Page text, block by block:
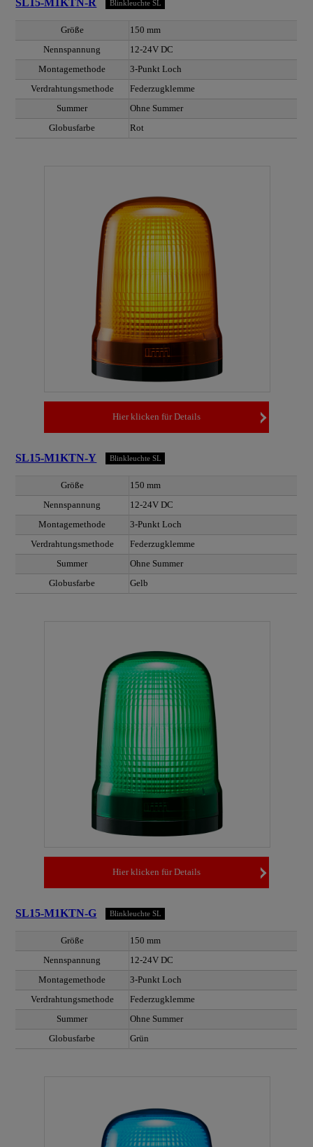
SL15-M1KTN-R Blinkleuchte SL
Größe
150 mm
Nennspannung
12-24V DC
Montagemethode
3-Punkt Loch
Verdrahtungsmethode
Federzugklemme
Summer
Ohne Summer
Globusfarbe
Rot
Hier klicken für Details
SL15-M1KTN-Y Blinkleuchte SL
Größe
150 mm
Nennspannung
12-24V DC
Montagemethode
3-Punkt Loch
Verdrahtungsmethode
Federzugklemme
Summer
Ohne Summer
Globusfarbe
Gelb
Hier klicken für Details
SL15-M1KTN-G Blinkleuchte SL
Größe
150 mm
Nennspannung
12-24V DC
Montagemethode
3-Punkt Loch
Verdrahtungsmethode
Federzugklemme
Summer
Ohne Summer
Globusfarbe
Grün